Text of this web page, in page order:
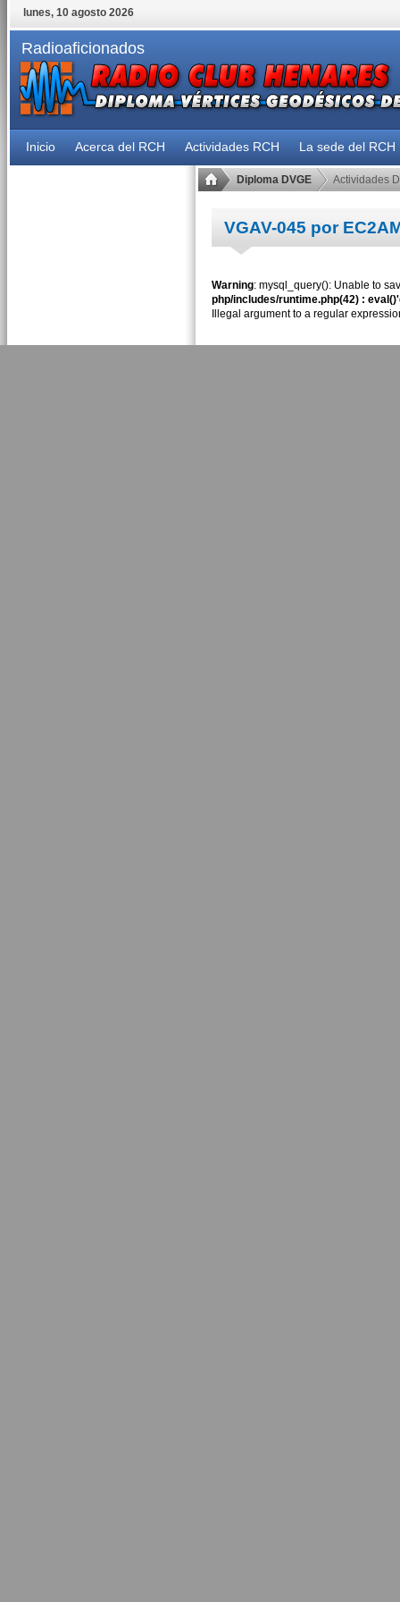
lunes, 10 agosto 2026
Radioaficionados
Inicio Acerca del RCH Actividades RCH La sede del RCH
Diploma DVGE Actividades
VGAV-045 por
Warning: mysql_query(): Unable to
php/includes/runtime.php(42) :
Illegal argument to a regular